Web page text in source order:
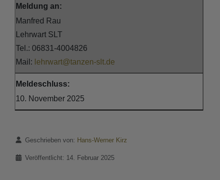
Meldung an:
Manfred Rau
Lehrwart SLT
Tel.: 06831-4004826
Mail: lehrwart@tanzen-slt.de
Meldeschluss:
10. November 2025
DetailsGeschrieben von: Hans-Werner Kirz
Veröffentlicht: 14. Februar 2025